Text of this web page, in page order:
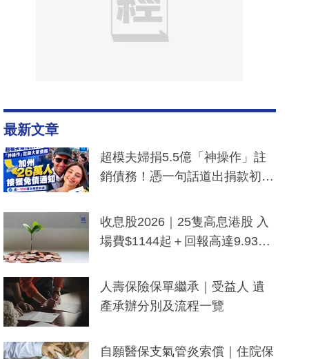
最新文章
超模夫婦捐5.5億「神操作」註
銷債務！憑一句話道出捐款初
一度被誤當詐騙手段
收息股2026｜25隻高息港股 入
場費$1144起＋回報高達9.93
人壽保險保單繼承｜受益人 遺
產承辦分別及流程一覽
自願醫保支氣管炎索償｜住院保